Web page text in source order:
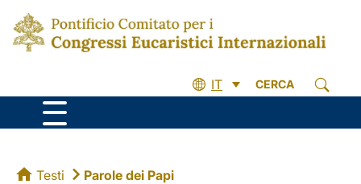
IT CERCA
Testi Parole dei Papi